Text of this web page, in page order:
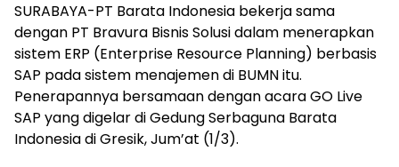
SURABAYA-PT Barata Indonesia bekerja sama
dengan PT Bravura Bisnis Solusi dalam menerapkan
sistem ERP (Enterprise Resource Planning) berbasis
SAP pada sistem menajemen di BUMN itu.
Penerapannya bersamaan dengan acara GO Live
SAP yang digelar di Gedung Serbaguna Barata
Indonesia di Gresik, Jum’at (1/3).